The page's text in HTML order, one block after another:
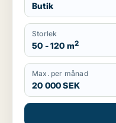
Butik
Storlek
50 - 120 m2
Max. per månad
20 000 SEK